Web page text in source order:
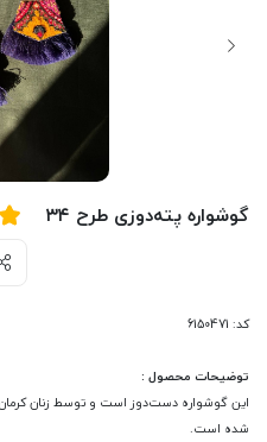
گوشواره پته‌دوزی طرح ۳۴
کد: 6150471
توضیحات محصول :
این گوشواره دست‌دوز است و توسط زنان
شده است.